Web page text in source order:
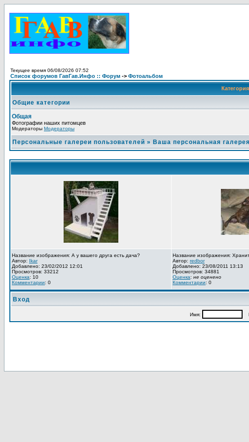
Текущее время 06/08/2026 07:52
Список форумов ГавГав.Инфо :: Форум -> Фотоальбом
Категория
Общие категории
Общая
Фотографии наших питомцев
Модераторы Модераторы
Персональные галереи пользователей » Ваша персональная галерея
Название изображения: А у вашего друга есть дача?
Автор: Ikar
Добавлено: 23/02/2012 12:01
Просмотров: 33212
Оценка: 10
Комментарии: 0
Название изображения:
Автор: redbor
Добавлено: 23/08/2011 13:13
Просмотров: 34881
Оценка: не оценено
Комментарии: 0
Вход
Имя: